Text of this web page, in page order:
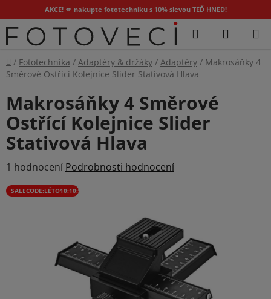
AKCE! 🫵 nakupte fototechniku s 10% slevou TEĎ HNED!
Přejít
na
Hledat
Domů
/ Fototechnika / Adaptéry & držáky / Adaptéry / Makrosáňky 4
Směrové Ostřící Kolejnice Slider Stativová Hlava
Makrosáňky 4 Směrové
Ostřící Kolejnice Slider
Stativová Hlava
Průměrné
hodnocení
produktu
1 hodnocení Podrobnosti hodnocení
SALECODE:LÉTO10:10:%